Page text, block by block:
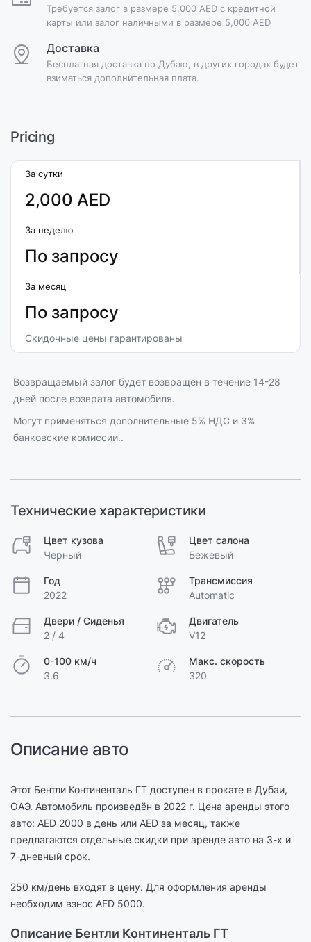
Требуется залог в размере 5,000 AED с кредитной
карты или залог наличными в размере 5,000 AED
Доставка
Бесплатная доставка по Дубаю, в других городах будет
взиматься дополнительная плата.
Pricing
За сутки
2,000 AED
За неделю
По запросу
За месяц
По запросу
Скидочные цены гарантированы
Возвращаемый залог будет возвращен в течение 14-28
дней после возврата автомобиля.
Могут применяться дополнительные 5% НДС и 3%
банковские комиссии..
Технические характеристики
Цвет кузова
Черный
Цвет салона
Бежевый
Год
2022
Трансмиссия
Automatic
Двери / Сиденья
2 / 4
Двигатель
V12
0-100 км/ч
3.6
Макс. скорость
320
Описание авто
Этот Бентли Континенталь ГТ доступен в прокате в Дубаи,
ОАЭ. Автомобиль произведён в 2022 г. Цена аренды этого
авто: AED 2000 в день или AED за месяц, также
предлагаются отдельные скидки при аренде авто на 3-х и
7-дневный срок.
250 км/день входят в цену. Для оформления аренды
необходим взнос AED 5000.
Описание Бентли Континенталь ГТ